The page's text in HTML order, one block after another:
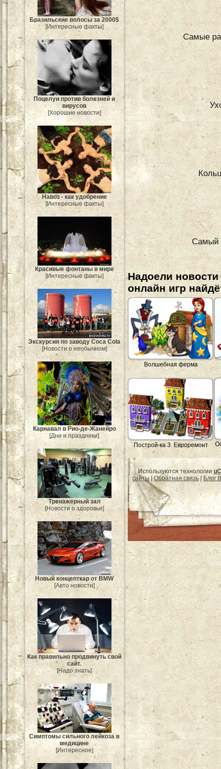
Бразильские волосы за 2000$
[Интересные факты]
Поцелуи против болезней и
вирусов
[Хорошие новости]
Навоз - как удобрение
[Интересные факты]
Красивые фонтаны в мире
[Интересные факты]
Экскурсия по заводу Coca Cola
[Новости о необычном]
Карнавал в Рио-де-Жанейро
[Дни и праздники]
Тренажёрный зал
[Новости о здоровье]
Новый концепткар от BMW
[Авто новости]
Как правильно продвинуть свой
сайт.
[Надо знать]
Симптомы сильного лейкоза в
медицине
[Интересное]
Самые
Самый
Надоели
онлайн игр
Волшебная ферма
Построй-ка 3. Евроремонт
Используются технологии
сайты|Обратная связь Блог